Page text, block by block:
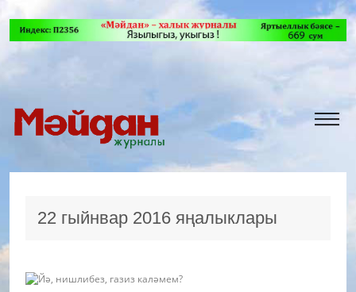
22 гыйнвар 2016 яңалыклары